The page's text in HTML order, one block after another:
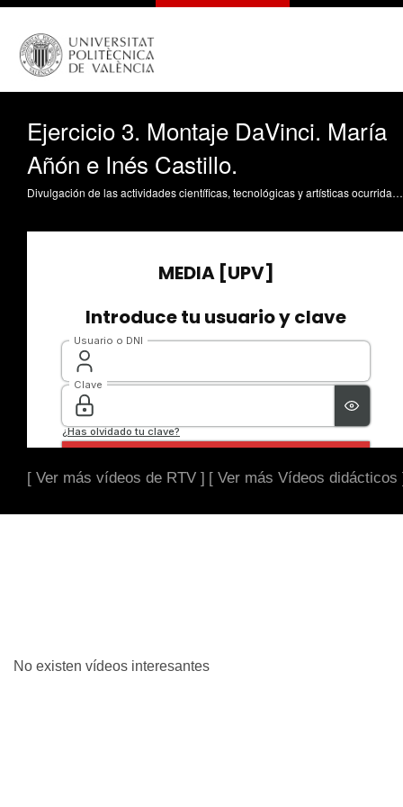
Ejercicio 3. Montaje DaVinci. María
Añón e Inés Castillo.
Divulgación de las actividades científicas, tecnológicas y artísticas ocurridas en los tres campus de la UPV
[ Ver más vídeos de RTV ] [ Ver más Vídeos didácticos
No existen vídeos interesantes